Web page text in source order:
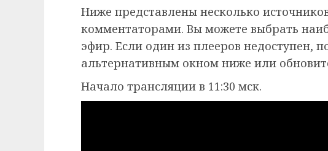
Ниже представлены несколько
комментаторами. Вы можете выбрать
эфир. Если один из плееров недоступен,
альтернативным окном ниже или
Начало трансляции в 11:30 мск.